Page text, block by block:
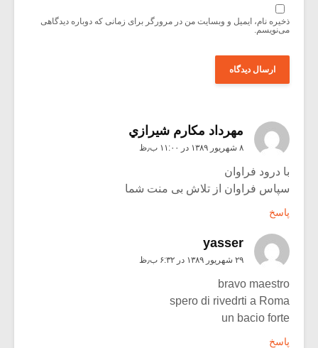
ذخیره نام، ایمیل و وبسایت من در مرورگر برای زمانی که دوباره دیدگاهی
می‌نویسم.
مهرداد مكارم شيرازي
۸ شهریور ۱۳۸۹ در ۱۱:۰۰ ب٫ظ
با درود فراوان
سپاس فراوان از تلاش بی منت شما
پاسخ
yasser
۲۹ شهریور ۱۳۸۹ در ۶:۳۲ ب٫ظ
bravo maestro
spero di rivedrti a Roma
un bacio forte
پاسخ